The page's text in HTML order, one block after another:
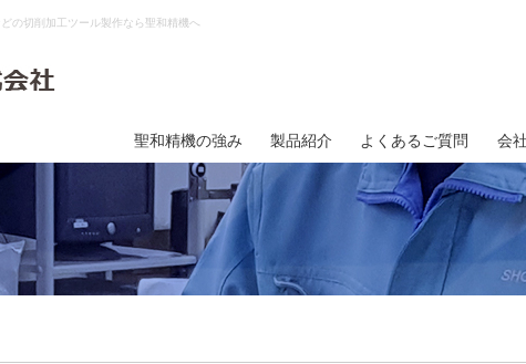
の切削加工ツール製作なら聖和精機へ
聖和精機の強み 製品紹介 よくあるご質問 会